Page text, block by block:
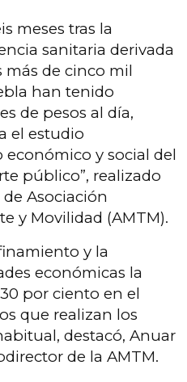
meses tras la
sanitaria derivada
más de cinco mil
han tenido
de pesos al día,
el estudio
y social del
público”, realizado
Asociación
y Movilidad (AMTM).
y la
económicas la
por ciento en el
que realizan los
destacó, Anuar
de la AMTM.